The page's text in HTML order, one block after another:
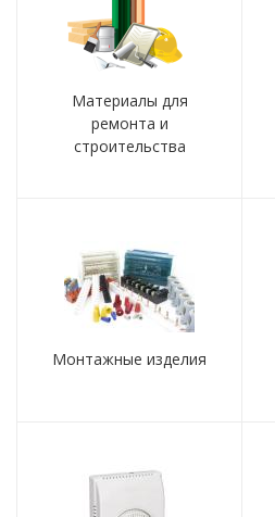
Материалы для
ремонта и
строительства
Монтажные изделия